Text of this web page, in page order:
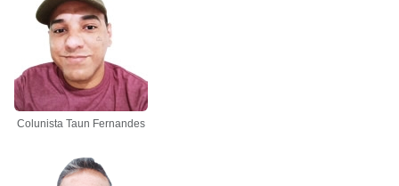
Colunista Taun Fernandes